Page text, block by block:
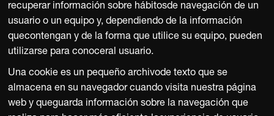
recuperar información sobre hábitosde navegación de un
usuario o un equipo y, dependiendo de la información
quecontengan y de la forma que utilice su equipo, pueden
utilizarse para conoceral usuario.
Una cookie es un pequeño archivode texto que se
almacena en su navegador cuando visita nuestra página
web y queguarda información sobre la navegación que